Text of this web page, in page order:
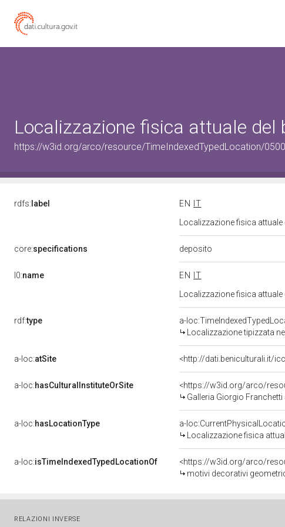
Localizzazione fisica attuale del
https://w3id.org/arco/resource/TimeIndexedTypedLocation/
rdfs: label EN
IT
Localizzazione fisica
core:specifications deposito
l0:name EN
IT
Localizzazione fisica
rdf:type
a-
Localizzazione tipizzata
a-loc:atSite <http://dati.beniculturali.it/
a-loc:hasCulturalInstituteOrSite
<https://w3id.org/arco/
Galleria Giorgio Franchetti
a-loc:hasLocationType
a-
Localizzazione fisica
a-loc:isTimeIndexedTypedLocationOf
<https://w3id.org/arco/
motivi decorativi
RELAZIONI INVERSE